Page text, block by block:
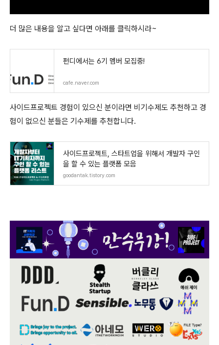
더 많은 내용을 알고 싶다면 아래를 클릭하시라~
펀디에서는 6기 멤버 모집중!
cafe.naver.com
사이드프로젝트 경험이 있으신 분이라면 비기수제도 추천하고 경
험이 없으신 분들은 기수제를 추천합니다.
사이드프로젝트, 스타트업을 위해서 개발자 구인
을 할 수 있는 플랫폼 모음
goodantak.tistory.com